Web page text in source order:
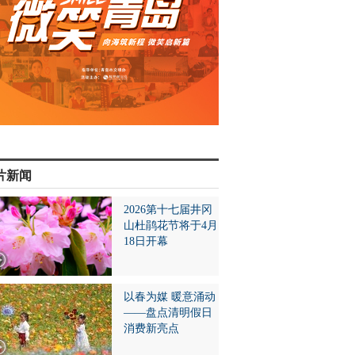
新闻
2026第十七届井冈
山杜鹃花节将于4月
18日开幕
以春为媒 暖意涌动
——盘点清明假日
消费新亮点